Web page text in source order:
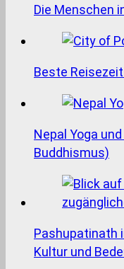
Die Menschen
Beste
Nepal Yoga
Buddhismus)
Pashupatinath
Kultur und